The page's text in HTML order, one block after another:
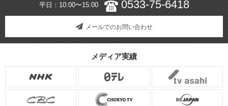
平日：10:00〜15:00 0533-75-6418
メールでのお問い合わせ
メディア実績